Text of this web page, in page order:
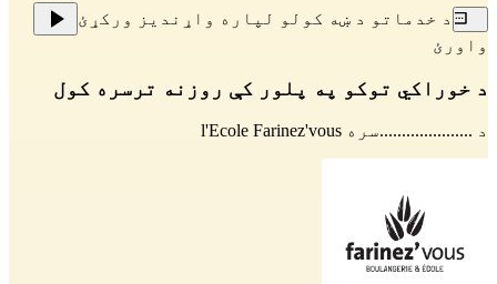
د خدماتو د ښه کولو لپاره واړندیز ورکړئ
واورئ
د خوراکي توکو په پلور کې روزنه ترسره کول
د .....................سره l'Ecole Farinez'vous